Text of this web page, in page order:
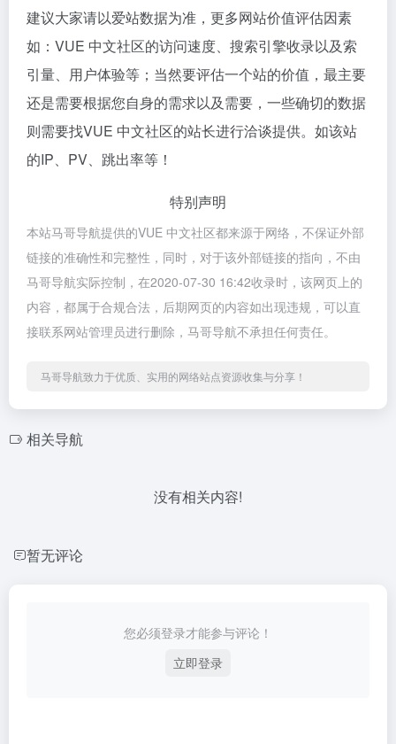
建议大家请以爱站数据为准，更多网站价值评估因素
如：VUE 中文社区的访问速度、搜索引擎收录以及索
引量、用户体验等；当然要评估一个站的价值，最主要
还是需要根据您自身的需求以及需要，一些确切的数据
则需要找VUE 中文社区的站长进行洽谈提供。如该站
的IP、PV、跳出率等！
特别声明
本站马哥导航提供的VUE 中文社区都来源于网络，不保证外部
链接的准确性和完整性，同时，对于该外部链接的指向，不由
马哥导航实际控制，在2020-07-30 16:42收录时，该网页上的
内容，都属于合规合法，后期网页的内容如出现违规，可以直
接联系网站管理员进行删除，马哥导航不承担任何责任。
马哥导航致力于优质、实用的网络站点资源收集与分享！
相关导航
没有相关内容!
暂无评论
您必须登录才能参与评论！
立即登录